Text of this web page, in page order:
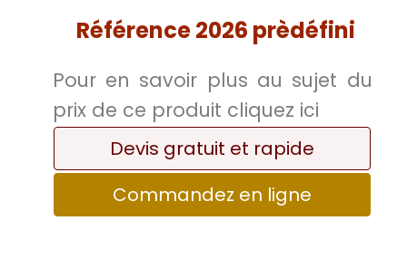
Référence 2026 prèdéfini
Pour en savoir plus au sujet du
prix de ce produit cliquez ici
Devis gratuit et rapide
Commandez en ligne